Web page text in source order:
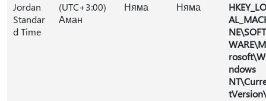
Jordan
Standar
d Time
(UTC+3:00)
Аман
Няма Няма
NE\SOFT
ndows